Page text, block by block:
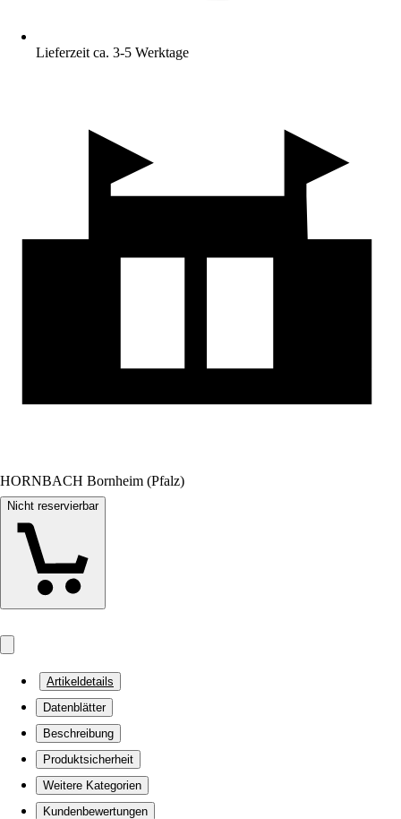
Lieferzeit ca. 3-5 Werktage
HORNBACH Bornheim (Pfalz)
Nicht reservierbar
Artikeldetails
Datenblätter
Beschreibung
Produktsicherheit
Weitere Kategorien
Kundenbewertungen